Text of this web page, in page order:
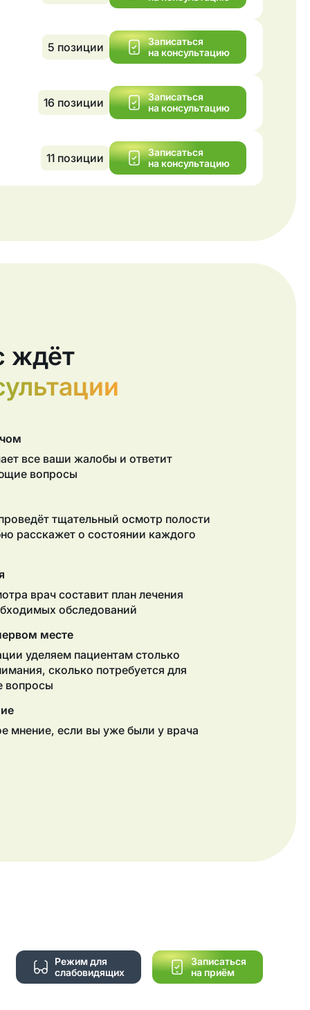
5 позиции
Записаться
на консультацию
16 позиции
Записаться
на консультацию
11 позиции
Записаться
на консультацию
ждёт
все ваши жалобы и ответит
вопросы
тщательный осмотр полости
расскажет о состоянии каждого
врач составит план лечения
обследований
месте
уделяем пациентам столько
сколько потребуется для
вопросы
мнение, если вы уже были у врача
Режим для
слабовидящих
Записаться
на приём